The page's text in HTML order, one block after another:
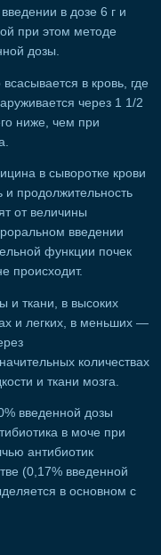
в дозе 6 г и
при этом методе
дозы.
в кровь, где
через 1 1/2
ниже, чем при
в сыворотке крови
продолжительность
от величины
введении
функции почек
происходит.
и ткани, в высоких
и легких, в меньших —
количествах
и ткани мозга.
введенной дозы
в моче при
антибиотик
(0,17% введенной
в основном с